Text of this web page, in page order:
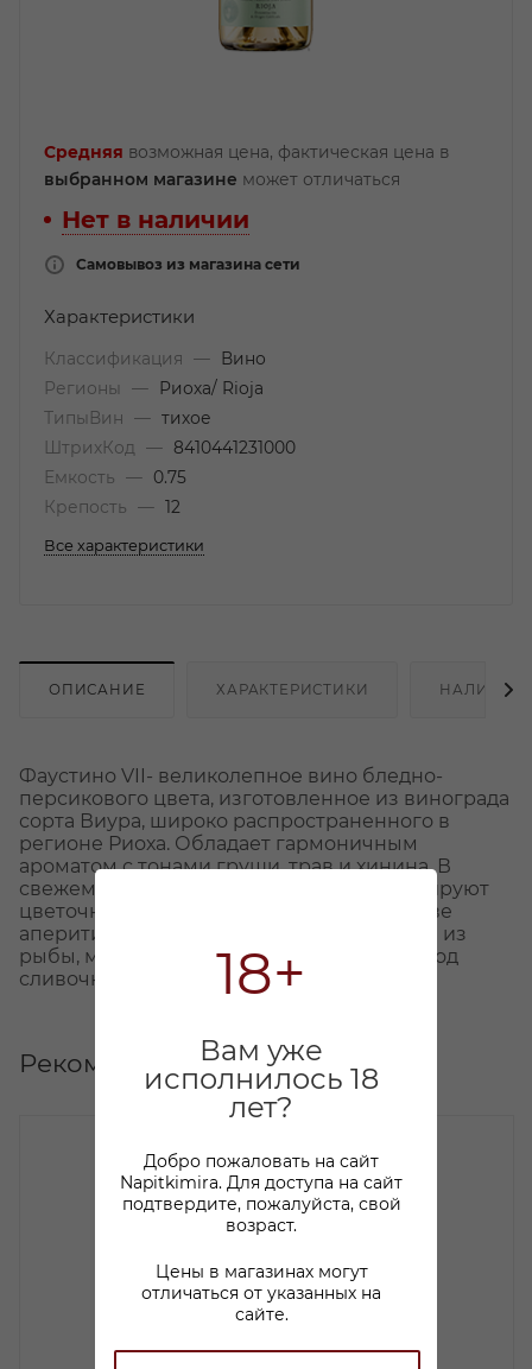
18+
Вам уже
исполнилось 18
лет?
Добро пожаловать на сайт
Napitkimira. Для доступа на сайт
подтвердите, пожалуйста, свой
возраст.
Цены в магазинах могут
отличаться от указанных на
сайте.
Средняя возможная цена, фактическая цена в
выбранном магазине может отличаться
Нет в наличии
Самовывоз из магазина сети
Характеристики
Классификация —
Вино
Регионы
—
Риоха/ Rioja
ТипыВин
— тихое
ШтрихКод
—
8410441231000
Емкость
—
0.75
Крепость
— 12
Все характеристики
ОПИСАНИЕ ХАРАКТЕРИСТИКИ НАЛИЧИЕ
Фаустино VII- великолепное вино бледно-
персикового цвета, изготовленное из винограда
сорта Виура, широко распространенного в
регионе Риоха. Обладает гармоничным
ароматом с тонами груши, трав и хинина. В
свежем сбалансированном вкусе доминируют
цветочные тона. Рекомендуется в качестве
аперитива, хорошо сочетается с блюдами из
рыбы, морепродуктами и белым мясом под
сливочным соусом.
Рекомендуем